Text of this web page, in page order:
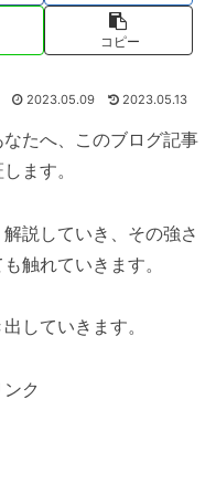
コピー
2023.05.09 2023.05.13
たへ、このブログ記事
ます。
説していき、その強さ
触れていきます。
していきます。
ク